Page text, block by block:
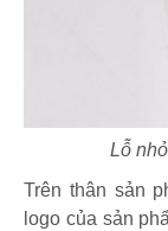
Lỗ
Trên thân sản
logo của sản